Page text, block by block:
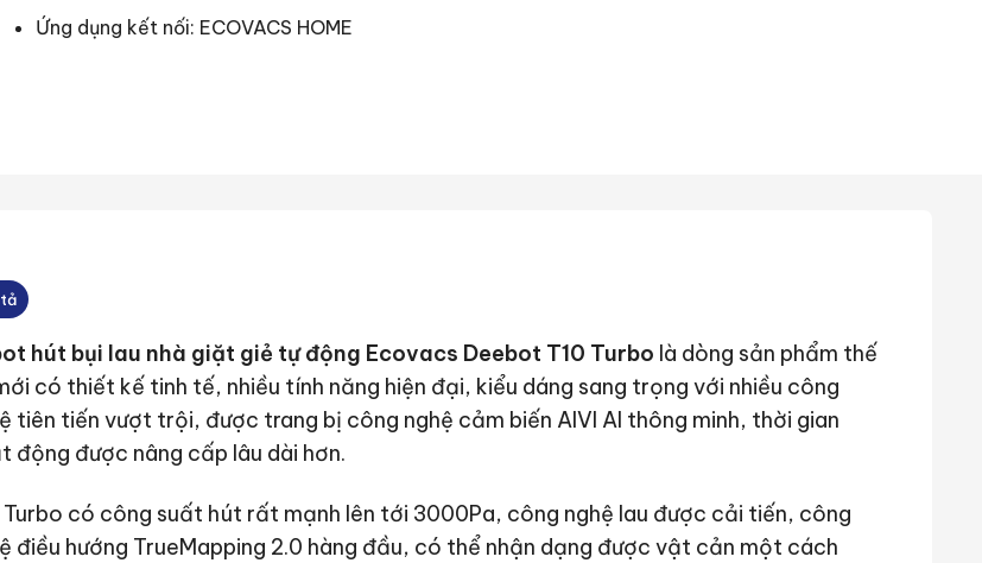
Ứng dụng kết nối: ECOVACS HOME
hút bụi lau nhà giặt giẻ tự động Ecovacs Deebot T10 Turbo là dòng sản phẩm thế
có thiết kế tinh tế, nhiều tính năng hiện đại, kiểu dáng sang trọng với nhiều công
tiên tiến vượt trội, được trang bị công nghệ cảm biến AIVI AI thông minh, thời gian
động được nâng cấp lâu dài hơn.
Turbo có công suất hút rất mạnh lên tới 3000Pa, công nghệ lau được cải tiến, công
điều hướng TrueMapping 2.0 hàng đầu, có thể nhận dạng được vật cản một cách